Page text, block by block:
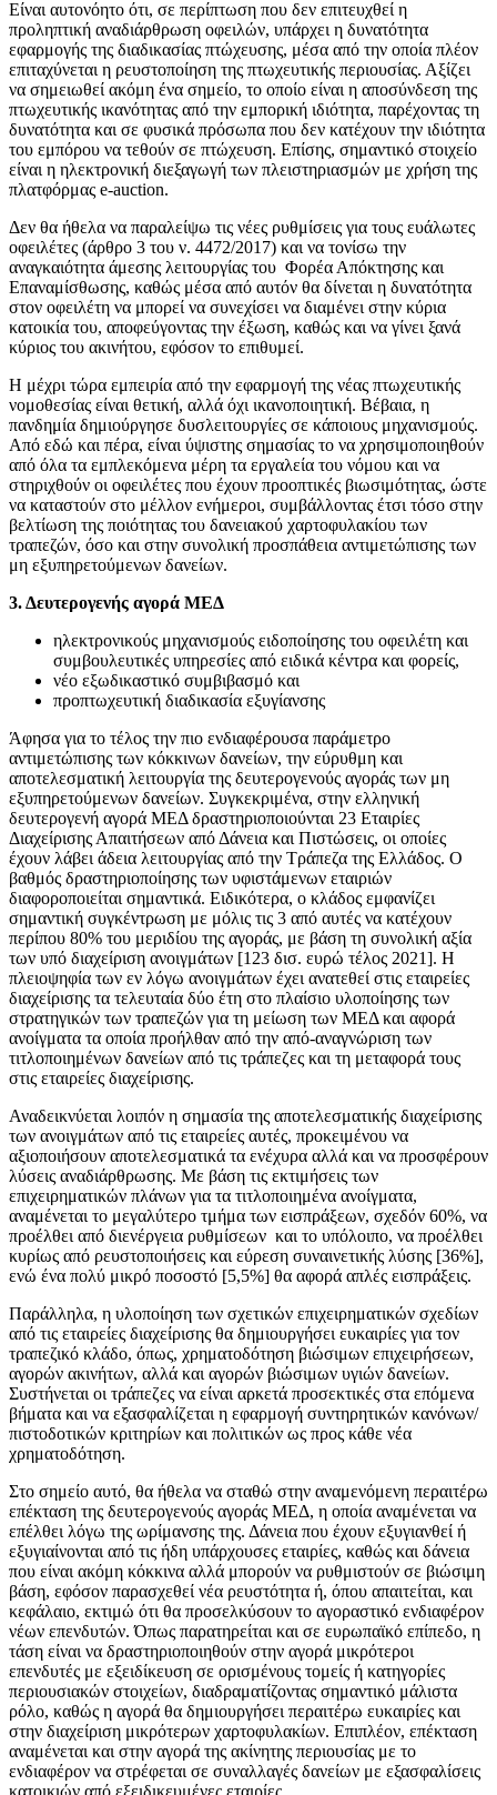
Είναι αυτονόητο ότι, σε περίπτωση που δεν επιτευχθεί η
προληπτική αναδιάρθρωση οφειλών, υπάρχει η δυνατότητα
εφαρμογής της διαδικασίας πτώχευσης, μέσα από την οποία πλέον
επιταχύνεται η ρευστοποίηση της πτωχευτικής περιουσίας. Αξίζει
να σημειωθεί ακόμη ένα σημείο, το οποίο είναι η αποσύνδεση της
πτωχευτικής ικανότητας από την εμπορική ιδιότητα, παρέχοντας τη
δυνατότητα και σε φυσικά πρόσωπα που δεν κατέχουν την ιδιότητα
του εμπόρου να τεθούν σε πτώχευση. Επίσης, σημαντικό στοιχείο
είναι η ηλεκτρονική διεξαγωγή των πλειστηριασμών με χρήση της
πλατφόρμας e-auction.
Δεν θα ήθελα να παραλείψω τις νέες ρυθμίσεις για τους ευάλωτες
οφειλέτες (άρθρο 3 του ν. 4472/2017) και να τονίσω την
αναγκαιότητα άμεσης λειτουργίας του Φορέα Απόκτησης και
Επαναμίσθωσης, καθώς μέσα από αυτόν θα δίνεται η δυνατότητα
στον οφειλέτη να μπορεί να συνεχίσει να διαμένει στην κύρια
κατοικία του, αποφεύγοντας την έξωση, καθώς και να γίνει ξανά
κύριος του ακινήτου, εφόσον το επιθυμεί.
Η μέχρι τώρα εμπειρία από την εφαρμογή της νέας πτωχευτικής
νομοθεσίας είναι θετική, αλλά όχι ικανοποιητική. Βέβαια, η
πανδημία δημιούργησε δυσλειτουργίες σε κάποιους μηχανισμούς.
Από εδώ και πέρα, είναι ύψιστης σημασίας το να χρησιμοποιηθούν
από όλα τα εμπλεκόμενα μέρη τα εργαλεία του νόμου και να
στηριχθούν οι οφειλέτες που έχουν προοπτικές βιωσιμότητας, ώστε
να καταστούν στο μέλλον ενήμεροι, συμβάλλοντας έτσι τόσο στην
βελτίωση της ποιότητας του δανειακού χαρτοφυλακίου των
τραπεζών, όσο και στην συνολική προσπάθεια αντιμετώπισης των
μη εξυπηρετούμενων δανείων.
3. Δευτερογενής αγορά ΜΕΔ
ηλεκτρονικούς μηχανισμούς ειδοποίησης του οφειλέτη και
συμβουλευτικές υπηρεσίες από ειδικά κέντρα και φορείς,
νέο εξωδικαστικό συμβιβασμό και
προπτωχευτική διαδικασία εξυγίανσης
Άφησα για το τέλος την πιο ενδιαφέρουσα παράμετρο
αντιμετώπισης των κόκκινων δανείων, την εύρυθμη και
αποτελεσματική λειτουργία της δευτερογενούς αγοράς των μη
εξυπηρετούμενων δανείων. Συγκεκριμένα, στην ελληνική
δευτερογενή αγορά ΜΕΔ δραστηριοποιούνται 23 Εταιρίες
Διαχείρισης Απαιτήσεων από Δάνεια και Πιστώσεις, οι οποίες
έχουν λάβει άδεια λειτουργίας από την Τράπεζα της Ελλάδος. Ο
βαθμός δραστηριοποίησης των υφιστάμενων εταιριών
διαφοροποιείται σημαντικά. Ειδικότερα, ο κλάδος εμφανίζει
σημαντική συγκέντρωση με μόλις τις 3 από αυτές να κατέχουν
περίπου 80% του μεριδίου της αγοράς, με βάση τη συνολική αξία
των υπό διαχείριση ανοιγμάτων [123 δισ. ευρώ τέλος 2021]. H
πλειοψηφία των εν λόγω ανοιγμάτων έχει ανατεθεί στις εταιρείες
διαχείρισης τα τελευταία δύο έτη στο πλαίσιο υλοποίησης των
στρατηγικών των τραπεζών για τη μείωση των ΜΕΔ και αφορά
ανοίγματα τα οποία προήλθαν από την από-αναγνώριση των
τιτλοποιημένων δανείων από τις τράπεζες και τη μεταφορά τους
στις εταιρείες διαχείρισης.
Αναδεικνύεται λοιπόν η σημασία της αποτελεσματικής διαχείρισης
των ανοιγμάτων από τις εταιρείες αυτές, προκειμένου να
αξιοποιήσουν αποτελεσματικά τα ενέχυρα αλλά και να προσφέρουν
λύσεις αναδιάρθρωσης. Με βάση τις εκτιμήσεις των
επιχειρηματικών πλάνων για τα τιτλοποιημένα ανοίγματα,
αναμένεται το μεγαλύτερο τμήμα των εισπράξεων, σχεδόν 60%, να
προέλθει από διενέργεια ρυθμίσεων και το υπόλοιπο, να προέλθει
κυρίως από ρευστοποιήσεις και εύρεση συναινετικής λύσης [36%],
ενώ ένα πολύ μικρό ποσοστό [5,5%] θα αφορά απλές εισπράξεις.
Παράλληλα, η υλοποίηση των σχετικών επιχειρηματικών σχεδίων
από τις εταιρείες διαχείρισης θα δημιουργήσει ευκαιρίες για τον
τραπεζικό κλάδο, όπως, χρηματοδότηση βιώσιμων επιχειρήσεων,
αγορών ακινήτων, αλλά και αγορών βιώσιμων υγιών δανείων.
Συστήνεται οι τράπεζες να είναι αρκετά προσεκτικές στα επόμενα
βήματα και να εξασφαλίζεται η εφαρμογή συντηρητικών κανόνων/
πιστοδοτικών κριτηρίων και πολιτικών ως προς κάθε νέα
χρηματοδότηση.
Στο σημείο αυτό, θα ήθελα να σταθώ στην αναμενόμενη περαιτέρω
επέκταση της δευτερογενούς αγοράς ΜΕΔ, η οποία αναμένεται να
επέλθει λόγω της ωρίμανσης της. Δάνεια που έχουν εξυγιανθεί ή
εξυγιαίνονται από τις ήδη υπάρχουσες εταιρίες, καθώς και δάνεια
που είναι ακόμη κόκκινα αλλά μπορούν να ρυθμιστούν σε βιώσιμη
βάση, εφόσον παρασχεθεί νέα ρευστότητα ή, όπου απαιτείται, και
κεφάλαιο, εκτιμώ ότι θα προσελκύσουν το αγοραστικό ενδιαφέρον
νέων επενδυτών. Όπως παρατηρείται και σε ευρωπαϊκό επίπεδο, η
τάση είναι να δραστηριοποιηθούν στην αγορά μικρότεροι
επενδυτές με εξειδίκευση σε ορισμένους τομείς ή κατηγορίες
περιουσιακών στοιχείων, διαδραματίζοντας σημαντικό μάλιστα
ρόλο, καθώς η αγορά θα δημιουργήσει περαιτέρω ευκαιρίες και
στην διαχείριση μικρότερων χαρτοφυλακίων. Επιπλέον, επέκταση
αναμένεται και στην αγορά της ακίνητης περιουσίας με το
ενδιαφέρον να στρέφεται σε συναλλαγές δανείων με εξασφαλίσεις
κατοικιών από εξειδικευμένες εταιρίες.